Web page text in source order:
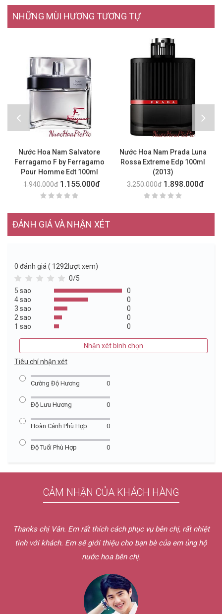
NHỮNG MÙI HƯƠNG TƯƠNG TỰ
Nước Hoa Nam Salvatore
Ferragamo F by Ferragamo
Pour Homme Edt 100ml
1.940.000đ 1.155.000đ
Nước Hoa Nam Prada Luna
Rossa Extreme Edp 100ml
(2013)
3.250.000đ 1.898.000đ
ĐÁNH GIÁ VÀ NHẬN XÉT
0 đánh giá ( 1292lượt xem)
0/5
5 sao
0
4 sao
0
3 sao
0
2 sao
0
1 sao
0
Nhận xét bình chọn
Tiêu chí nhận xét
Cường Độ Hương 0
Độ Lưu Hương 0
Hoàn Cảnh Phù Hợp 0
Độ Tuổi Phù Hợp 0
CẢM NHẬN CỦA KHÁCH HÀNG
Thanks chị Vân. Em rất thích cách phục vụ bên chị, rất nhiệt
tình với khách. Em sẽ giới thiệu cho bạn bè của em ủng hộ
nước hoa bên chị.